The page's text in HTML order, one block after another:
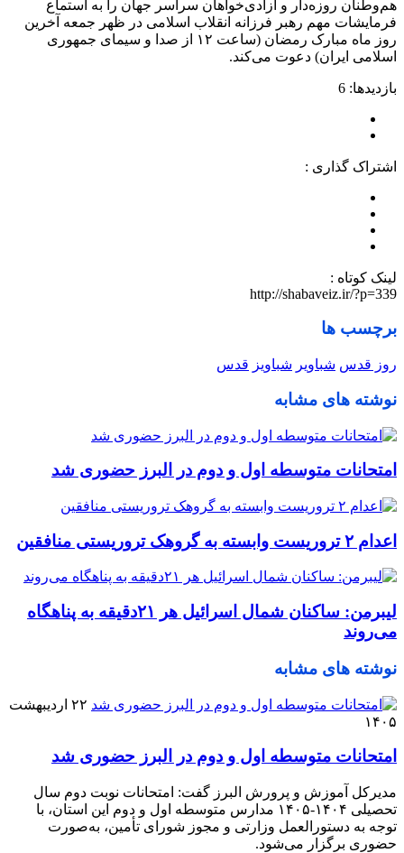
هم‌وطنان روزه‌دار و آزادی‌خواهان سراسر جهان را به استماع
فرمایشات مهم رهبر فرزانه انقلاب اسلامی در ظهر جمعه آخرین
روز ماه مبارک رمضان (ساعت ۱۲ از صدا و سیمای جمهوری
اسلامی ایران) دعوت می‌کند.
بازدیدها: 6
اشتراک گذاری :
لینک کوتاه :
http://shabaveiz.ir/?p=339
برچسب ها
روز قدس ‌شباویر شباویز قدس
نوشته های مشابه
امتحانات متوسطه اول و دوم در البرز حضوری شد
اعدام ۲ تروریست وابسته به گروهک تروریستی منافقین
لیبرمن: ساکنان شمال اسرائیل هر ۲۱دقیقه به پناهگاه
می‌روند
نوشته های مشابه
۲۲ اردیبهشت
۱۴۰۵
امتحانات متوسطه اول و دوم در البرز حضوری شد
مدیرکل آموزش و پرورش البرز گفت: امتحانات نوبت دوم سال
تحصیلی ۱۴۰۴-۱۴۰۵ مدارس متوسطه اول و دوم این استان، با
توجه به دستورالعمل وزارتی و مجوز شورای تأمین، به‌صورت
حضوری برگزار می‌شود.